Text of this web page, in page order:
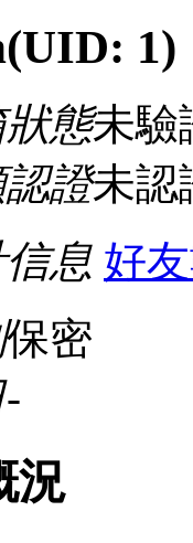
(UID: 1)
態未驗
證未認
息 好
保密
-
況